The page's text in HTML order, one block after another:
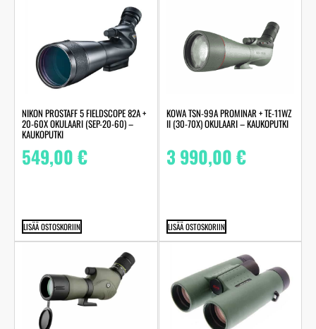
NIKON PROSTAFF 5 FIELDSCOPE 82A +
20-60X OKULAARI (SEP-20-60) –
KAUKOPUTKI
549,00€
LISÄÄ OSTOSKORIIN
KOWA TSN-99A PROMINAR + TE-11WZ
II (30-70X) OKULAARI – KAUKOPUTKI
3 990,00€
LISÄÄ OSTOSKORIIN